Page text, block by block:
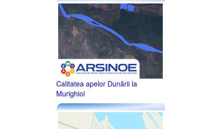
Calitatea apelor Dunării la
Murighiol